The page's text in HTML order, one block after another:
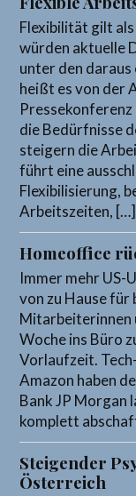
Flexibilität gilt
würden aktuelle
unter den
heißt es von der
Pressekonferenz
die Bedürfnisse
steigern die
führt eine
Flexibilisierung,
Arbeitszeiten, […]
Homeoffice
Immer mehr US-
von zu Hause für
Mitarbeiterinnen
Woche ins Büro
Vorlaufzeit.
Amazon haben
Bank JP Morgan
komplett
Steigender
Österreich